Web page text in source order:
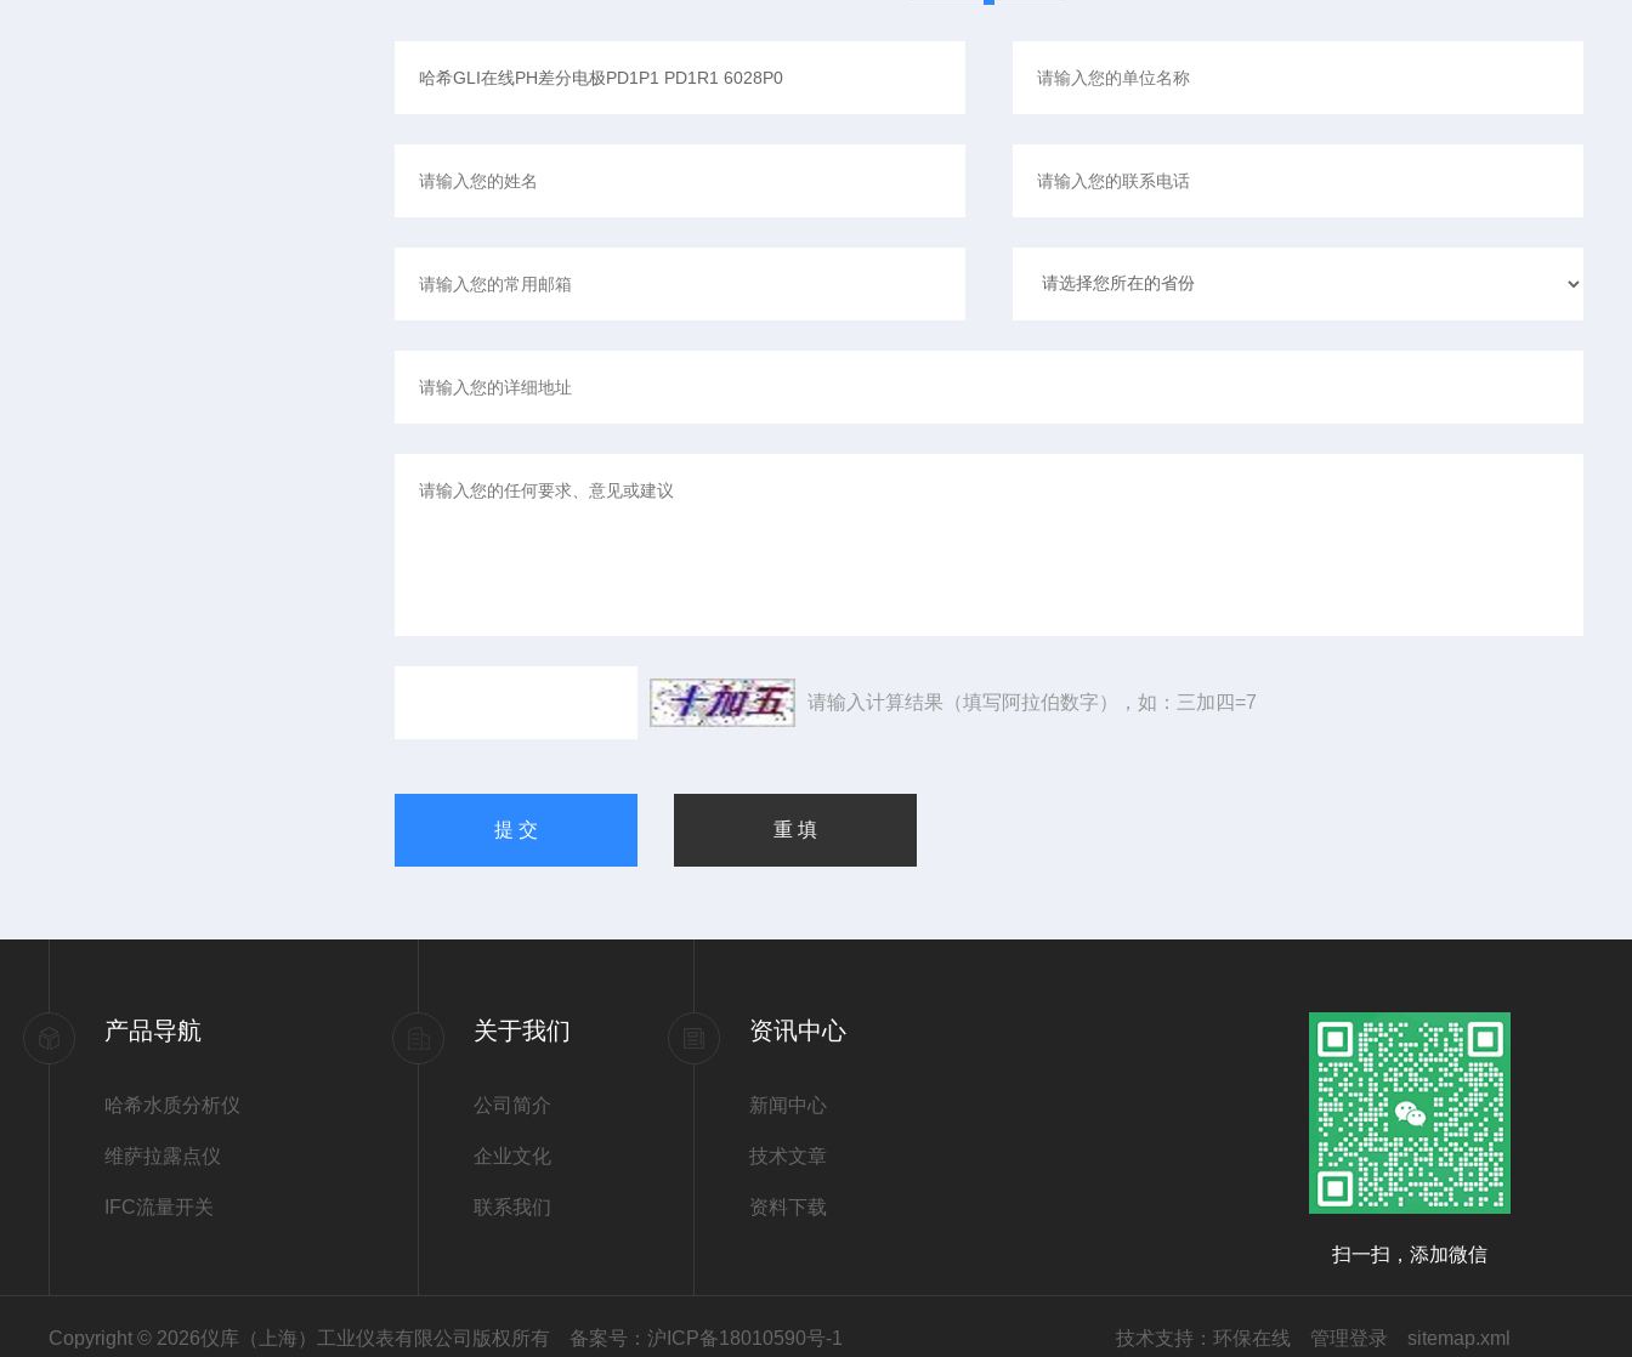
请输入计算结果（填写阿拉伯数字），如：三加四=7
产品导航
哈希水质分析仪
维萨拉露点仪
IFC流量开关
关于我们
公司简介
企业文化
联系我们
资讯中心
新闻中心
技术文章
资料下载
扫一扫，添加微信
Copyright © 2026仪库（上海）工业仪表有限公司版权所有 备案号：沪ICP备18010590号-1 技术支持： 环保在线 管理登录 sitemap.xml